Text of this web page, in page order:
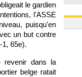
le gardien
l'ASSE
puisqu'en
un but contre
65e).
revenir dans la
belge ratait